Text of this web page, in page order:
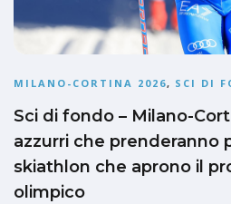
MILANO-CORTINA 2026, SCI DI
Sci di fondo – Milano-
azzurri che prenderanno
skiathlon che aprono il
olimpico